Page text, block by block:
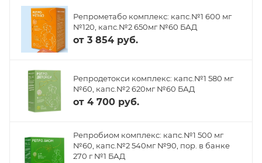
Репрометабо комплекс: капс.№1 600 мг
№120, капс.№2 650мг №60 БАД
от 3 854 руб.
Репродетокси комплекс: капс.№1 580 мг
№60, капс.№2 620мг №60 БАД
от 4 700 руб.
Репробиом комплекс: капс.№1 500 мг
№60, капс.№2 540мг №90, пор. в банке
270 г №1 БАД